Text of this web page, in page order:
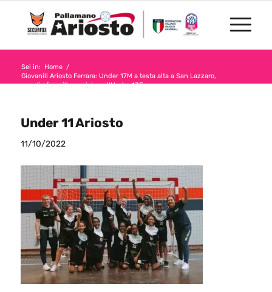
Sei in: Home /
Giovanili Ariosto Ferrara: Under 17M a testa alta a San Lazzaro,
esordio fra mille sorrisi per l’Under 13F
Under 11 Ariosto
11/10/2022